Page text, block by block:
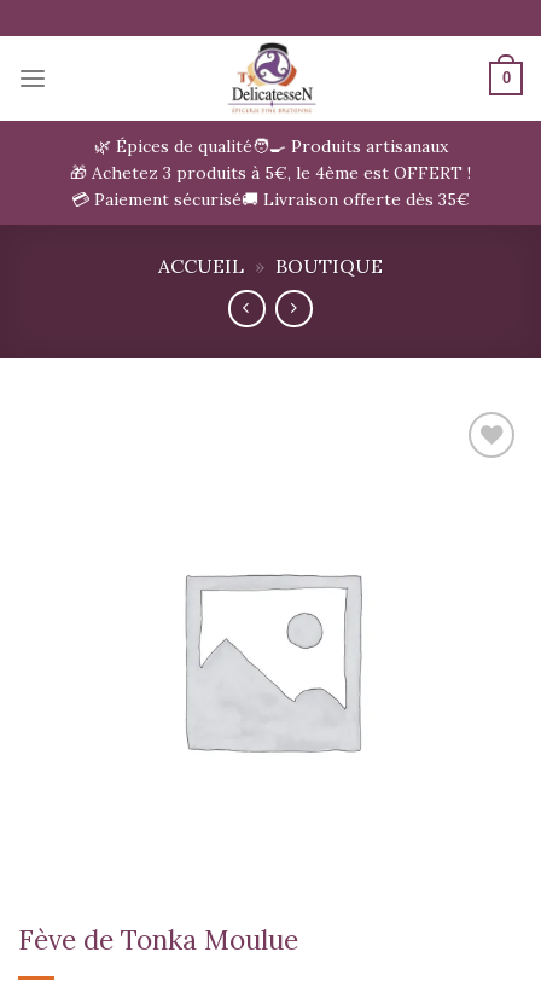
au
contenu
0
🌿 Épices de qualité🧑‍🍳 Produits artisanaux
🎁 Achetez 3 produits à 5€, le 4ème est OFFERT !
💳 Paiement sécurisé🚚 Livraison offerte dès 35€
ACCUEIL » BOUTIQUE
Fève de Tonka Moulue